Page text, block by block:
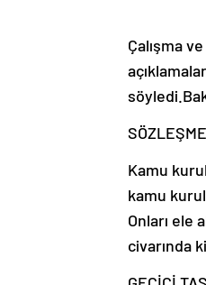
Çalışma
Kamu
kamu
Onları ele
civarında